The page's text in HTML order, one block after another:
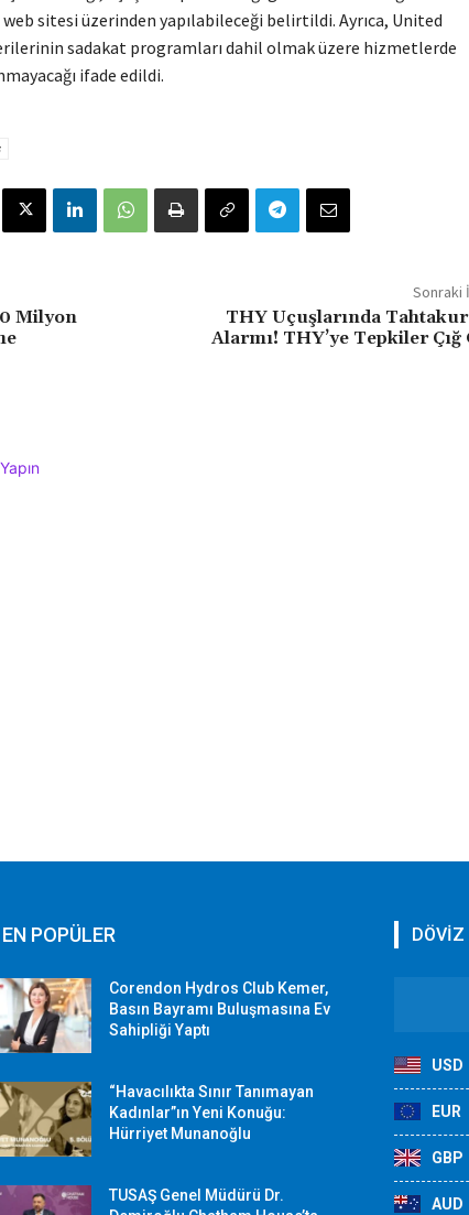
sitesi üzerinden yapılabileceği belirtildi. Ayrıca, United
sadakat programları dahil olmak üzere hizmetlerde
ifade edildi.
Milyon
Sonraki
THY Uçuşlarında
Alarmı! THY’ye Tepkiler Çığ
EN POPÜLER
Corendon Hydros Club Kemer,
Basın Bayramı Buluşmasına Ev
Sahipliği Yaptı
“Havacılıkta Sınır Tanımayan
Kadınlar”ın Yeni Konuğu:
Hürriyet Munanoğlu
TUSAŞ Genel Müdürü Dr.
DÖVİZ
USD
EUR
GBP
AUD